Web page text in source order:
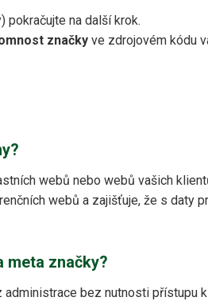
pokračujte na další krok.
značky ve zdrojovém kódu
webů nebo webů vašich
webů a zajišťuje, že s daty
meta značky?
bez nutnosti přístupu